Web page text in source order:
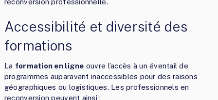
Accessibilité et diversité des
formations
La formation en ligne ouvre l’accès à un éventail de
programmes auparavant inaccessibles pour des raisons
géographiques ou logistiques. Les professionnels en
reconversion peuvent ainsi :